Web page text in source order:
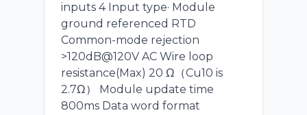
inputs 4 Input type· Module
ground referenced RTD
Common-mode rejection
>120dB@120V AC Wire loop
resistance(Max) 20 Ω（Cu10 is
2.7Ω） Module update time
800ms Data word format